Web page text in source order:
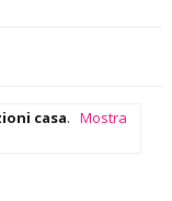
casa. Mostra